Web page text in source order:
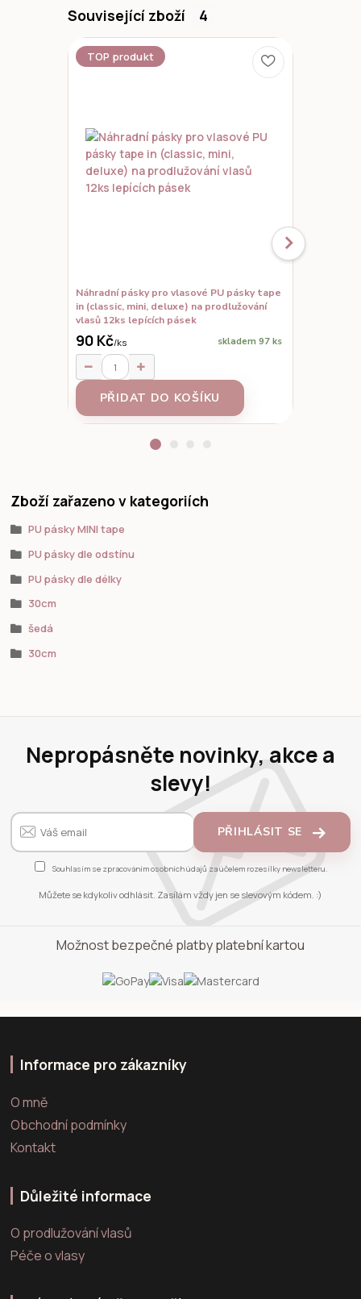
Související zboží 4
TOP produkt
Náhradní pásky pro vlasové PU pásky tape
in (classic, mini, deluxe) na prodlužování
vlasů 12ks lepících pásek
90 Kč/ks skladem 97 ks
PŘIDAT DO KOŠÍKU
Zboží zařazeno v kategoriích
PU pásky MINI tape
PU pásky dle odstínu
PU pásky dle délky
30cm
šedá
30cm
Nepropásněte novinky, akce a
slevy!
PŘIHLÁSIT SE
Souhlasím se zpracováním osobních údajů za účelem rozesílky newsletteru.
Můžete se kdykoliv odhlásit. Zasílám vždy jen se slevovým kódem. :)
Možnost bezpečné platby platební kartou
Informace pro zákazníky
O mně
Obchodní podmínky
Kontakt
Důležité informace
O prodlužování vlasů
Péče o vlasy